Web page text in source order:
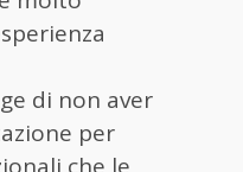
di non aver
per